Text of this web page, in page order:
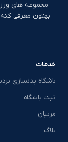
مجموعه های
بهتون معرفی
خدمات
باشگاه بدنسازی
ثبت باشگاه
مربیان
بلاگ